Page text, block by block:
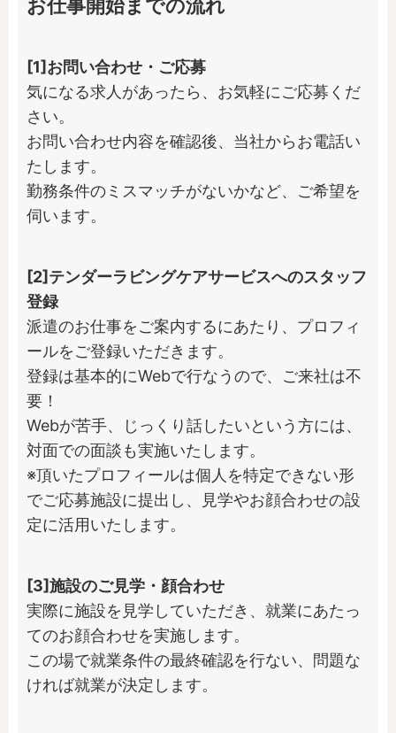
お仕事開始までの流れ
[1]お問い合わせ・ご応募
気になる求人があったら、お気軽にご応募くだ
さい。
お問い合わせ内容を確認後、当社からお電話い
たします。
勤務条件のミスマッチがないかなど、ご希望を
伺います。
[2]テンダーラビングケアサービスへのスタッフ
登録
派遣のお仕事をご案内するにあたり、プロフィ
ールをご登録いただきます。
登録は基本的にWebで行なうので、ご来社は不
要！
Webが苦手、じっくり話したいという方には、
対面での面談も実施いたします。
※頂いたプロフィールは個人を特定できない形
でご応募施設に提出し、見学やお顔合わせの設
定に活用いたします。
[3]施設のご見学・顔合わせ
実際に施設を見学していただき、就業にあたっ
てのお顔合わせを実施します。
この場で就業条件の最終確認を行ない、問題な
ければ就業が決定します。